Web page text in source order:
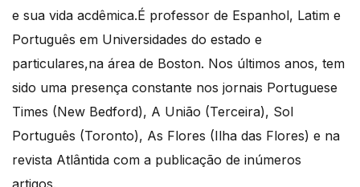
e sua vida acdêmica.É professor de Espanhol, Latim e
Português em Universidades do estado e
particulares,na área de Boston. Nos últimos anos, tem
sido uma presença constante nos jornais Portuguese
Times (New Bedford), A União (Terceira), Sol
Português (Toronto), As Flores (Ilha das Flores) e na
revista Atlântida com a publicação de inúmeros
artigos.